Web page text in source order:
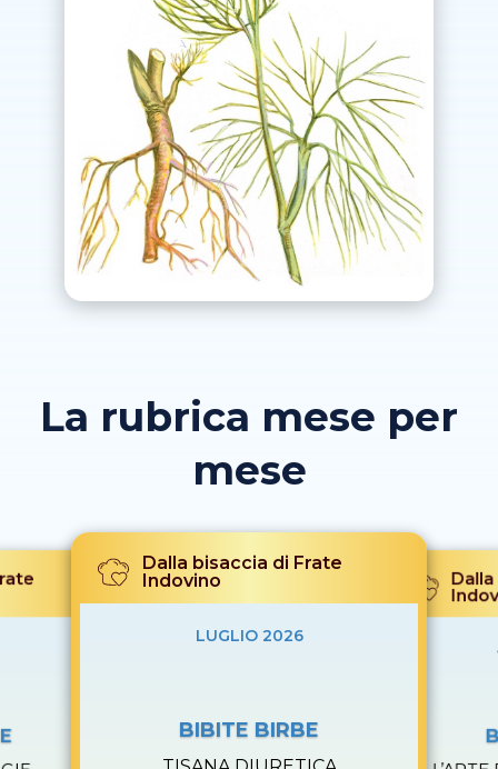
La rubrica mese per
mese
Dalla bisaccia di Frate
Indovino
LUGLIO 2026
BIBITE BIRBE